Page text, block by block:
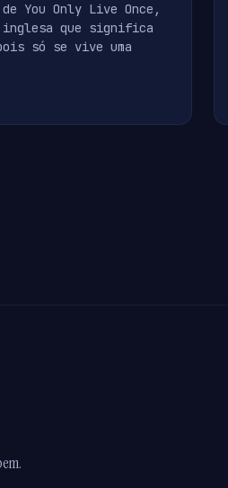
You Only Live Once,
inglesa que significa
só se vive uma